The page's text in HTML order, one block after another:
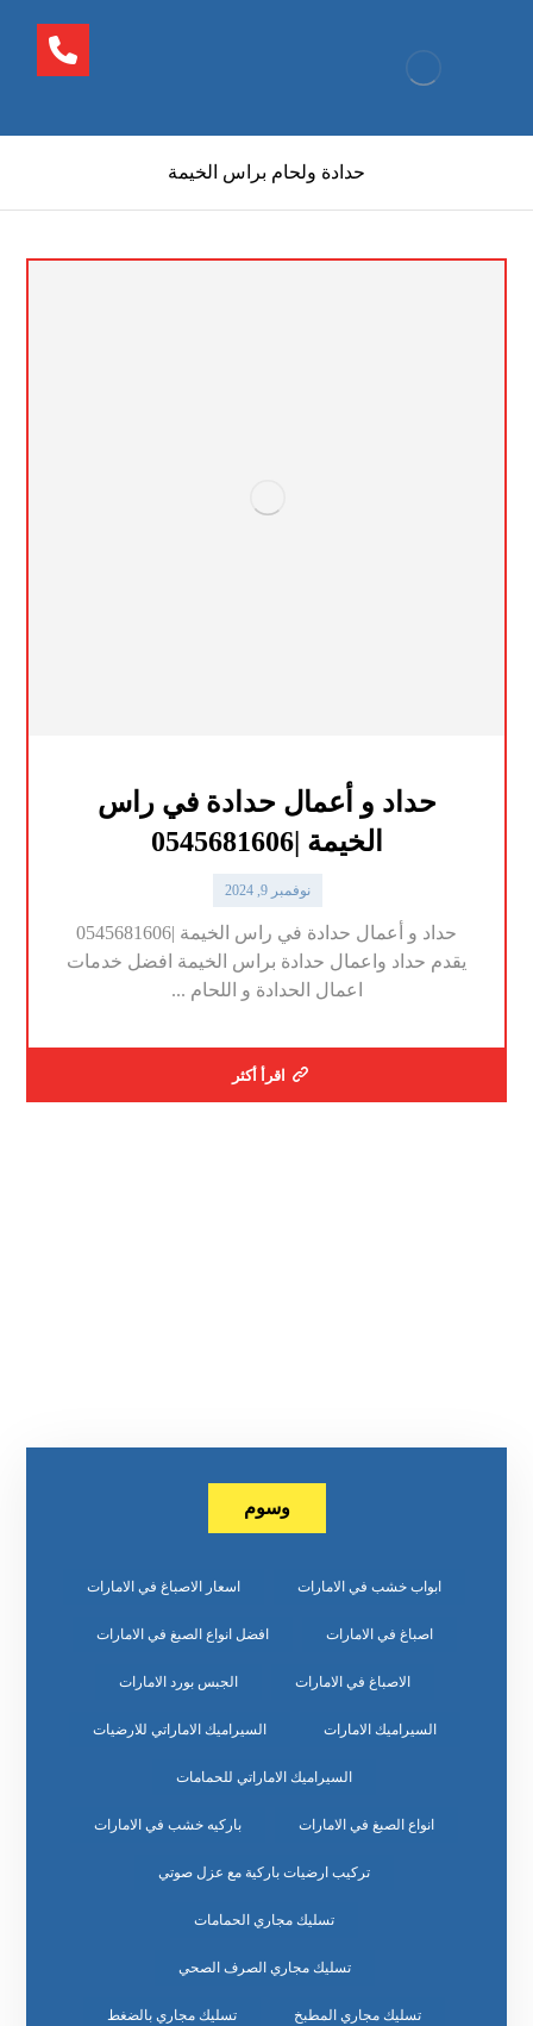
حدادة ولحام براس الخيمة
حداد و أعمال حدادة في راس
الخيمة |0545681606
نوفمبر 9, 2024
حداد و أعمال حدادة في راس الخيمة |0545681606
يقدم حداد واعمال حدادة براس الخيمة افضل خدمات
اعمال الحدادة و اللحام ...
اقرأ أكثر
وسوم
ابواب خشب في الامارات اسعار الاصباغ في الامارات
اصباغ في الامارات افضل انواع الصبغ في الامارات
الاصباغ في الامارات الجبس بورد الامارات
السيراميك الامارات السيراميك الاماراتي للارضيات
السيراميك الاماراتي للحمامات
انواع الصبغ في الامارات باركيه خشب في الامارات
تركيب ارضيات باركية مع عزل صوتي
تسليك مجاري الحمامات
تسليك مجاري الصرف الصحي
تسليك مجاري المطبخ تسليك مجاري بالضغط